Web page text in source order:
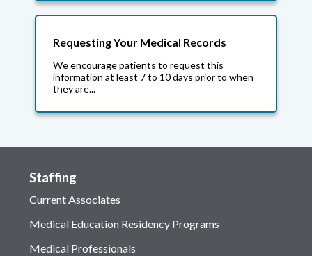
Requesting Your Medical Records
We encourage patients to request this
information at least 7 to 10 days prior to when
they are...
Staffing
Current Associates
Medical Education Residency Programs
Medical Professionals